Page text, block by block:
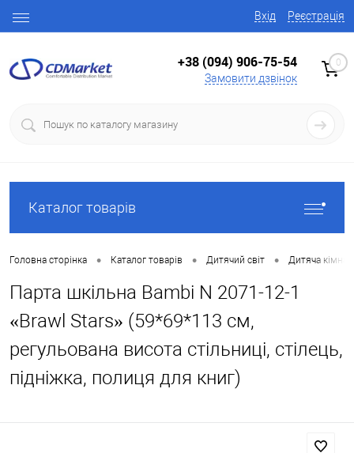
Вхід Реєстрація
+38 (094) 906-75-54
Замовити дзвінок
0
Каталог товарів
Головна сторінка • Каталог товарів • Дитячий світ • Дитяча
Парта шкільна Bambi N 2071-12-1
«Brawl Stars» (59*69*113 см,
регульована висота стільниці, стілець,
підніжка, полиця для книг)